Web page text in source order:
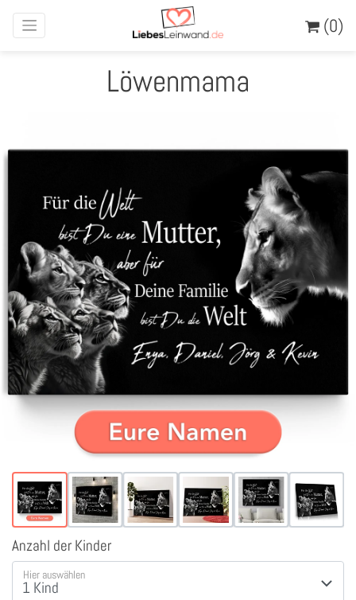
(0)
Löwenmama
Anzahl der Kinder
Hier auswählen